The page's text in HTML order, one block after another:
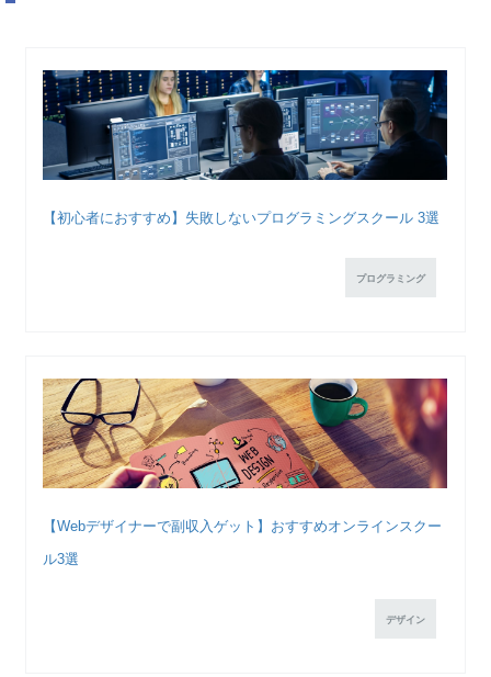
【初心者におすすめ】失敗しないプログラミングスクール 3選
プログラミング
【Webデザイナーで副収入ゲット】おすすめオンラインスクー
ル3選
デザイン